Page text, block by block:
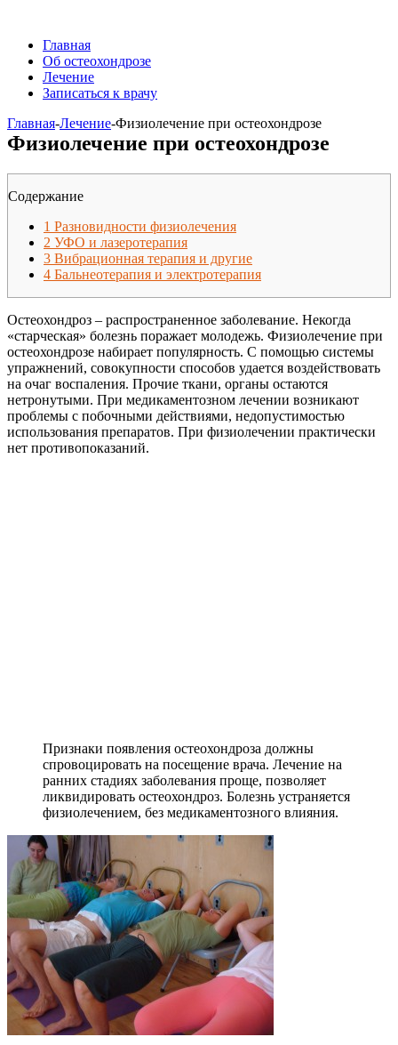
Главная
Об остеохондрозе
Лечение
Записаться к врачу
Главная-Лечение-Физиолечение при остеохондрозе
Физиолечение при остеохондрозе
Содержание
1 Разновидности физиолечения
2 УФО и лазеротерапия
3 Вибрационная терапия и другие
4 Бальнеотерапия и электротерапия
Остеохондроз – распространенное заболевание. Некогда
«старческая» болезнь поражает молодежь. Физиолечение при
остеохондрозе набирает популярность. С помощью системы
упражнений, совокупности способов удается воздействовать
на очаг воспаления. Прочие ткани, органы остаются
нетронутыми. При медикаментозном лечении возникают
проблемы с побочными действиями, недопустимостью
использования препаратов. При физиолечении практически
нет противопоказаний.
Признаки появления остеохондроза должны
спровоцировать на посещение врача. Лечение на
ранних стадиях заболевания проще, позволяет
ликвидировать остеохондроз. Болезнь устраняется
физиолечением, без медикаментозного влияния.